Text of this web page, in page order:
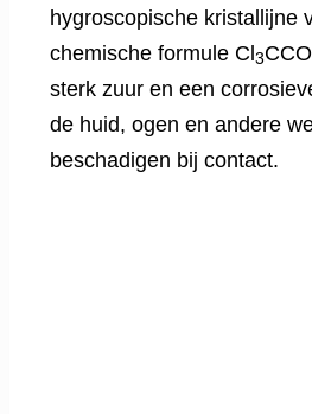
hygroscopische kristallijne
chemische formule Cl3
sterk zuur en een
de huid, ogen en andere
beschadigen bij contact.